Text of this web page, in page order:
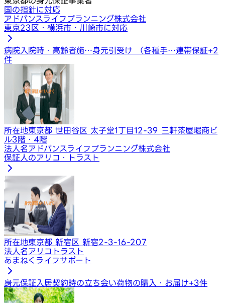
国の指針に対応
アドバンスライフプランニング株式会社
東京23区・横浜市・川崎市に対応
病院入院時・高齢者施…身元引受け （各種手…連帯保証+2
件
所在地東京都 世田谷区 太子堂1丁目12-39 三軒茶屋堀商ビ
ル3階・4階
法人名アドバンスライフプランニング株式会社
保証人のアリコ・トラスト
所在地東京都 新宿区 新宿2-3-16-207
法人名アリコトラスト
あまねくライフサポート
身元保証 入居契約時の立ち会い荷物の購入・お届け+3件